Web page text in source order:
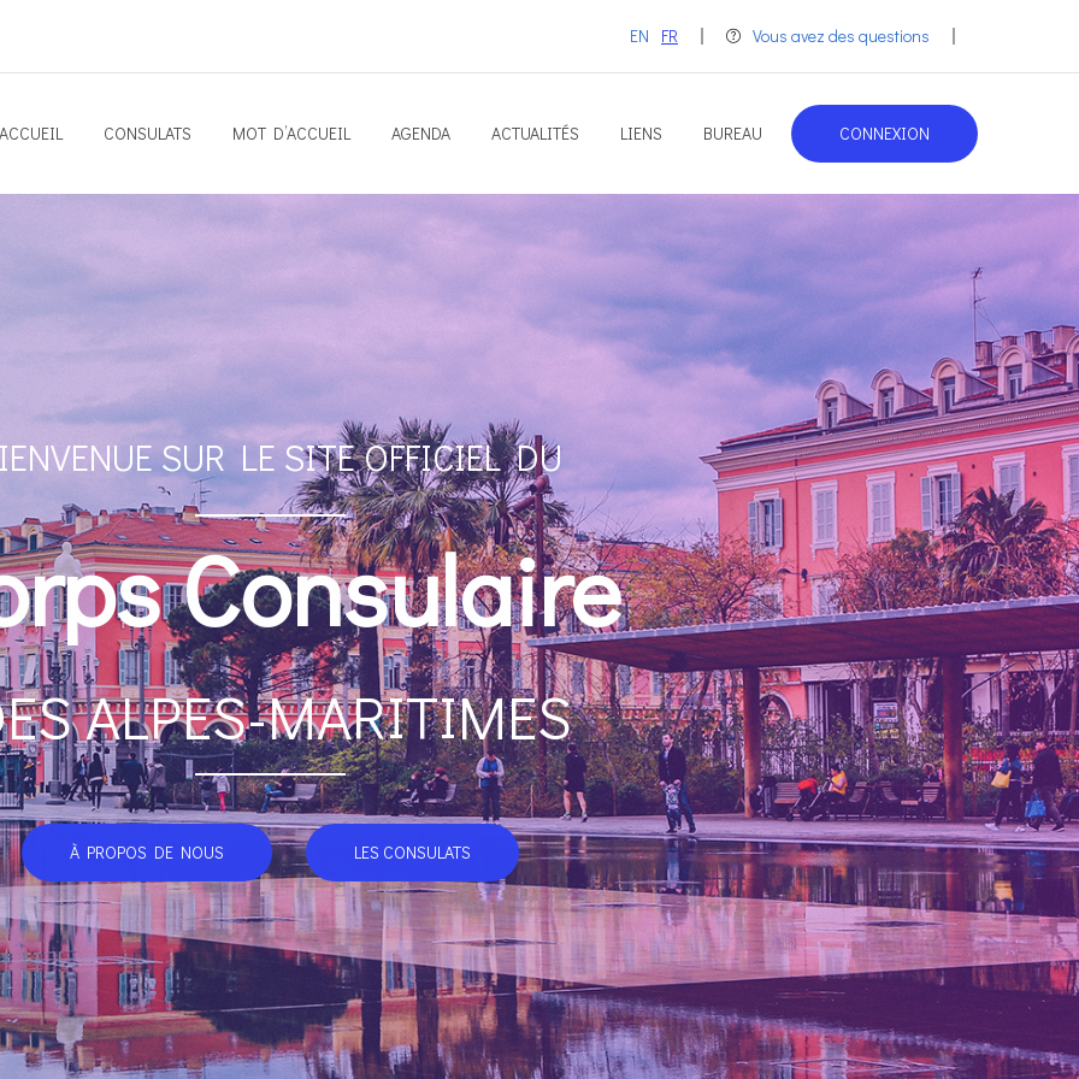
EN FR Vous avez des questions
ACCUEIL CONSULATS MOT D’ACCUEIL AGENDA ACTUALITÉS LIENS BUREAU CONNEXION
SUR LE SITE OFFICIEL DU
Consulaire
ALPES-MARITIMES
À PROPOS DE NOUS LES CONSULATS